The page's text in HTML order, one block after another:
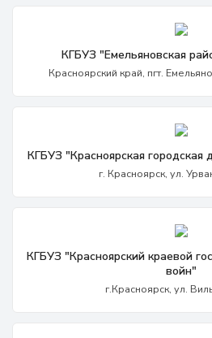
КГБУЗ "Емельяновская
Красноярский край, пгт.
КГБУЗ "Красноярская
г. Красноярск, ул.
КГБУЗ "Красноярский краевой
войн"
г.Красноярск, ул.